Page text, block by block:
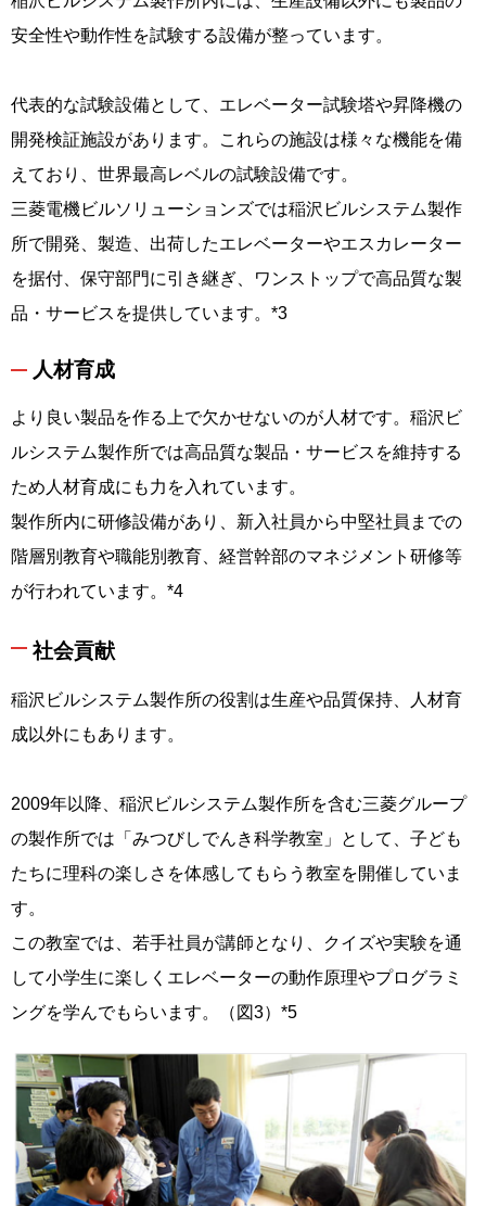
安全性や動作性を試験する設備が整っています。
代表的な試験設備として、エレベーター試験塔や昇降機の
開発検証施設があります。これらの施設は様々な機能を備
えており、世界最高レベルの試験設備です。
三菱電機ビルソリューションズでは稲沢ビルシステム製作
所で開発、製造、出荷したエレベーターやエスカレーター
を据付、保守部門に引き継ぎ、ワンストップで高品質な製
品・サービスを提供しています。*3
人材育成
より良い製品を作る上で欠かせないのが人材です。稲沢ビ
ルシステム製作所では高品質な製品・サービスを維持する
ため人材育成にも力を入れています。
製作所内に研修設備があり、新入社員から中堅社員までの
階層別教育や職能別教育、経営幹部のマネジメント研修等
が行われています。*4
社会貢献
稲沢ビルシステム製作所の役割は生産や品質保持、人材育
成以外にもあります。
2009年以降、稲沢ビルシステム製作所を含む三菱グループ
の製作所では「みつびしでんき科学教室」として、子ども
たちに理科の楽しさを体感してもらう教室を開催していま
す。
この教室では、若手社員が講師となり、クイズや実験を通
して小学生に楽しくエレベーターの動作原理やプログラミ
ングを学んでもらいます。（図3）*5